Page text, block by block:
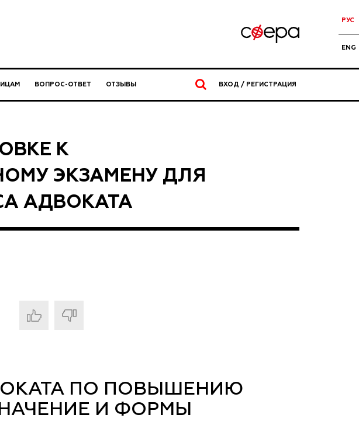
РУС
ENG
ВОПРОС-ОТВЕТ ОТЗЫВЫ ВХОД / РЕГИСТРАЦИЯ
К
ЭКЗАМЕНУ ДЛЯ
АДВОКАТА
ПО ПОВЫШЕНИЮ
И ФОРМЫ